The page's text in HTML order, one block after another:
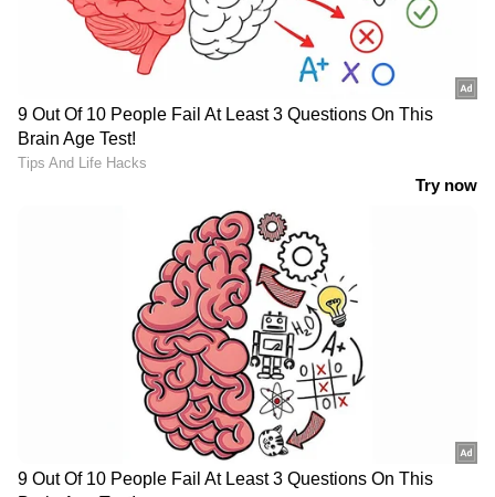
മാറ്റിയിരുന്നു. ദളിത്‌ യുവതിയെ പീഡിപ്പിച്ച ആദ്യ
കേസിൽ നേരെത്തെ ഹൈക്കോടതി സിവിക്
ചന്ദ്രന് നേരത്തെ നോട്ടീസ് അയച്ചിരുന്നു.
സിവിക് ചന്ദ്രനെതിരെ ലൈംഗിക പീഡന പരാതി
പ്രകോപനമുണ്ടാക്കുന്ന
വസ്ത്രധാരണമെന്നായിരുന്നു കോടതിയുടെ
പരാർമർശം. കൊയിലാണ്ടി പൊലീസ് രജിസ്റ്റർ
ചെയ്ത രണ്ടാമത്തെ ലൈംഗിക പീഡന
കേസിൽ സിവിക് ചന്ദ്രന് മുൻകൂർ ജാമ്യം
അനുവദിച്ചു കൊണ്ട് പുറപ്പെടുവിച്ച
ഉത്തരവിലാണ് ഈ പരാമർശമുള്ളത്.
പരാതിക്കാരി പ്രകോപനപരമായ വസ്ത്രം
ധരിച്ചതിനാൽ 354 എ വകുപ്പ്